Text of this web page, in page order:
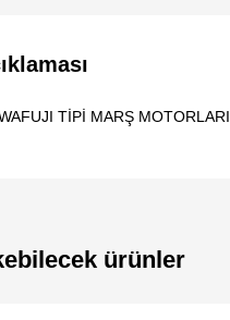
TİPİ MARŞ MOTORLARI
ürünler